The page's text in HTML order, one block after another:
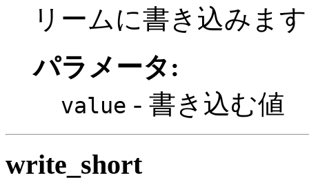
リームに書き込みま
パラメータ:
value - 書き込む値
write_short